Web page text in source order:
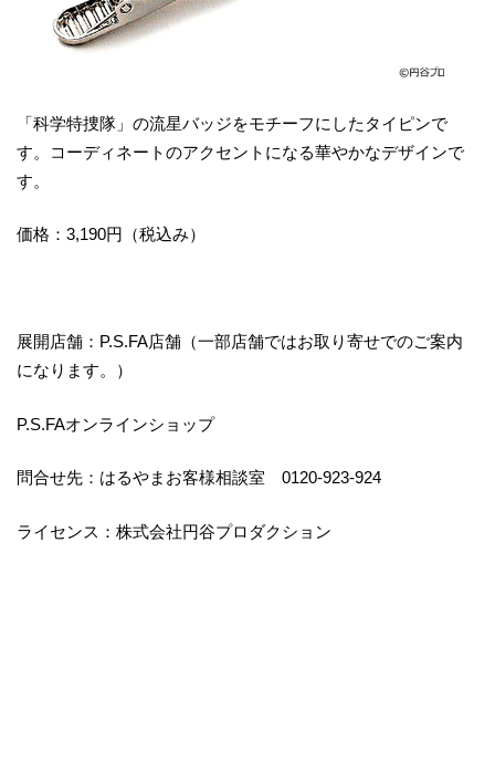
「科学特捜隊」の流星バッジをモチーフにしたタイピンで
す。コーディネートのアクセントになる華やかなデザインで
す。
価格：3,190円（税込み）
展開店舗：P.S.FA店舗（一部店舗ではお取り寄せでのご案内
になります。）
P.S.FAオンラインショップ
問合せ先：はるやまお客様相談室 0120‐923‐924
ライセンス：株式会社円谷プロダクション